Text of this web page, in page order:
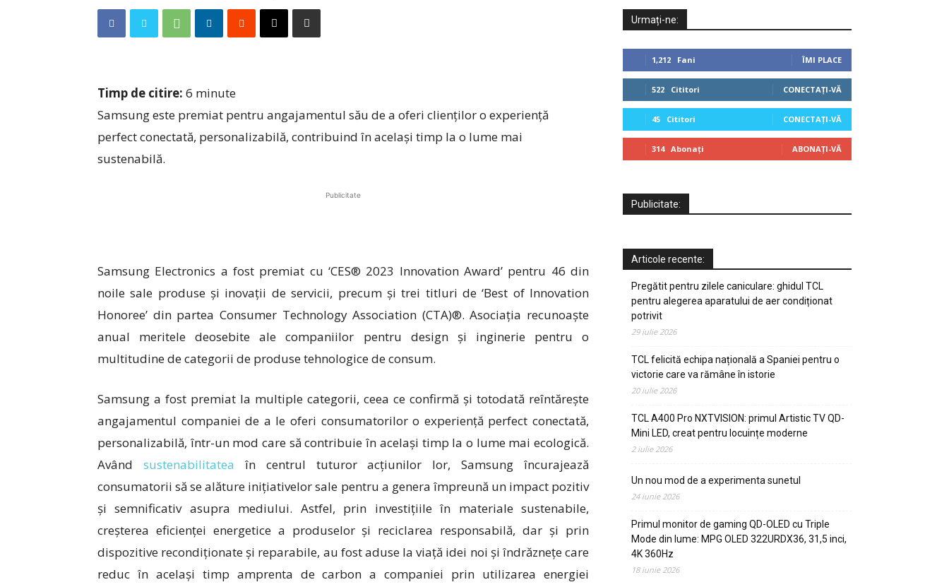
Timp de citire: 6 minute
Samsung este premiat pentru angajamentul său de a oferi clienților o experiență
perfect conectată, personalizabilă, contribuind în același timp la o lume mai
sustenabilă.
Publicitate
Samsung Electronics a fost premiat cu ‘CES® 2023 Innovation Award’ pentru 46 din
noile sale produse și inovații de servicii, precum și trei titluri de‘Best of Innovation
Honoree’ din partea Consumer Technology Association (CTA)®. Asociația recunoaște
anual meritele deosebite ale companiilor pentru design și inginerie pentru o
multitudine de categorii de produse tehnologice de consum.
Samsung a fost premiat la multiple categorii, ceea ce confirmă și totodată reîntărește
angajamentul companiei de a le oferi consumatorilor o experiență perfect conectată,
personalizabilă, într-un mod care să contribuie în același timp la o lume mai ecologică.
Având sustenabilitatea în centrul tuturor acțiunilor lor, Samsung încurajează
consumatorii să se alăture inițiativelor sale pentru a genera împreună un impact pozitiv
și semnificativ asupra mediului. Astfel, prin investițiile în materiale sustenabile,
creșterea eficienței energetice a produselor și reciclarea responsabilă, dar și prin
dispozitive recondiționate și reparabile, au fost aduse la viață idei noi și îndrăznețe care
reduc în același timp amprenta de carbon a companiei prin utilizarea energiei
Urmați-ne:
1,212 Fani ÎMI PLACE
522 Cititori CONECTAȚI-VĂ
45 Cititori CONECTAȚI-VĂ
314 Abonați ABONAȚI-VĂ
Publicitate:
Articole recente:
Pregătit pentru zilele caniculare: ghidul TCL
pentru alegerea aparatului de aer condiționat
potrivit
29 iulie 2026
TCL felicită echipa națională a Spaniei pentru o
victorie care va rămâne în istorie
20 iulie 2026
TCL A400 Pro NXTVISION: primul Artistic TV QD-
Mini LED, creat pentru locuințe moderne
2 iulie 2026
Un nou mod de a experimenta sunetul
24 iunie 2026
Primul monitor de gaming QD-OLED cu Triple
Mode din lume: MPG OLED 322URDX36, 31,5 inci,
4K 360Hz
18 iunie 2026